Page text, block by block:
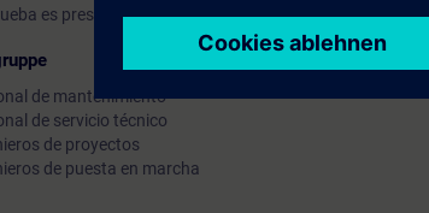
es presentada en idioma internacional inglés.
de mantenimiento
de servicio técnico
de proyectos
de puesta en marcha